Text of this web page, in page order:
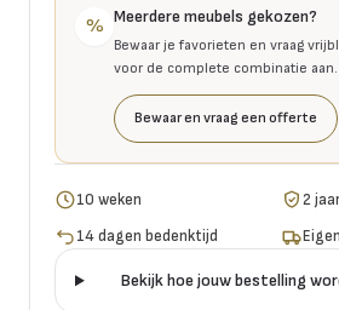
% Meerdere meubels gekozen?
Bewaar je favorieten en vraag
voor de complete combinatie aan.
Bewaar en vraag een offerte
10 weken
2
14 dagen bedenktijd
Bekijk hoe jouw bestelling